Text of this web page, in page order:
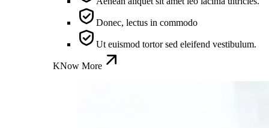
Donec, lectus in commodo
Ut euismod tortor sed eleifend vestibulum.
KNow More